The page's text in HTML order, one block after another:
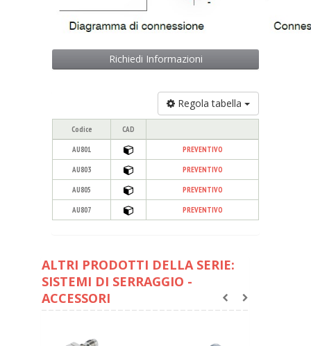
Richiedi Informazioni
Regola tabella
Codice CAD
AU801 PREVENTIVO
AU803 PREVENTIVO
AU805 PREVENTIVO
AU807 PREVENTIVO
ALTRI PRODOTTI DELLA SERIE:
SISTEMI DI SERRAGGIO -
ACCESSORI